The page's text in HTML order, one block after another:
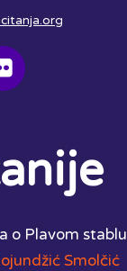
o Plavom stablu
Smolčić